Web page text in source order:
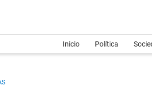
Inicio Política